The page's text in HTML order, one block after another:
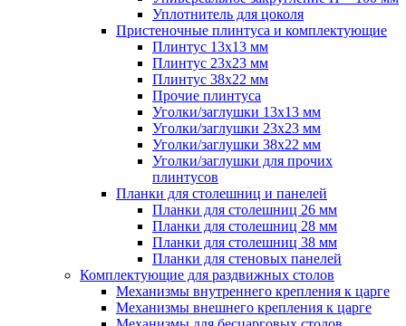
Уплотнитель для цоколя
Пристеночные плинтуса и комплектующие
Плинтус 13х13 мм
Плинтус 23х23 мм
Плинтус 38х22 мм
Прочие плинтуса
Уголки/заглушки 13х13 мм
Уголки/заглушки 23х23 мм
Уголки/заглушки 38х22 мм
Уголки/заглушки для прочих
плинтусов
Планки для столешниц и панелей
Планки для столешниц 26 мм
Планки для столешниц 28 мм
Планки для столешниц 38 мм
Планки для стеновых панелей
Комплектующие для раздвижных столов
Механизмы внутреннего крепления к царге
Механизмы внешнего крепления к царге